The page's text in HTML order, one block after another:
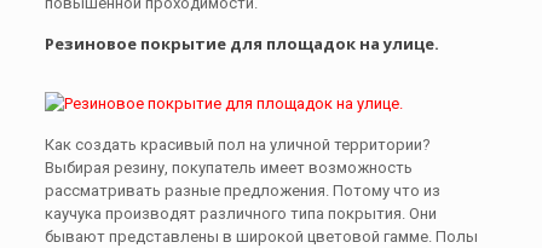
Резиновое покрытие для площадок на улице.
Как создать красивый пол на уличной территории?
Выбирая резину, покупатель имеет возможность
рассматривать разные предложения. Потому что из
каучука производят различного типа покрытия. Они
бывают представлены в широкой цветовой гамме. Полы